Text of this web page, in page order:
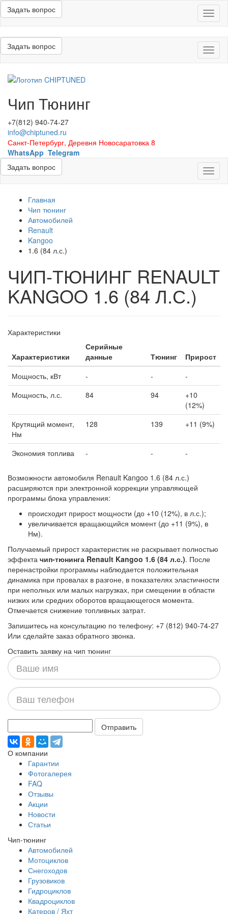
Меню
Задать вопрос
Меню
Задать вопрос
Чип Тюнинг
+7(812) 940-74-27
info@chiptuned.ru
Санкт-Петербург, Деревня Новосаратовка 8
WhatsApp Telegram
Меню
Задать вопрос
Главная
Чип тюнинг
Автомобилей
Renault
Kangoo
1.6 (84 л.с.)
ЧИП-ТЮНИНГ RENAULT
KANGOO 1.6 (84 Л.С.)
Характеристики
Характеристики
Серийные
данные
Тюнинг
Прирост
Мощность, кВт
- -
-
Мощность, л.с.
84 94
+10
(12%)
Крутящий момент,
Нм
128 139 +11 (9%)
Экономия топлива - - -
Возможности автомобиля Renault Kangoo 1.6 (84 л.с.)
расширяются при электронной коррекции управляющей
программы блока управления:
происходит прирост мощности (до +10 (12%), в л.с.);
увеличивается вращающийся момент (до +11 (9%), в
Нм).
Получаемый прирост характеристик не раскрывает полностью
эффекта чип-тюнинга Renault Kangoo 1.6 (84 л.с.). После
перенастройки программы наблюдается положительная
динамика при провалах в разгоне, в показателях эластичности
при неполных или малых нагрузках, при смещении в области
низких или средних оборотов вращающегося момента.
Отмечается снижение топливных затрат.
Запишитесь на консультацию по телефону: +7 (812) 940-74-27
Или сделайте заказ обратного звонка.
Оставить заявку на чип тюнинг
Ваше
имя
Ваш
телефон
Отправить
О компании
Гарантии
Фотогалерея
FAQ
Отзывы
Акции
Новости
Статьи
Чип-тюнинг
Автомобилей
Мотоциклов
Снегоходов
Грузовиков
Гидроциклов
Квадроциклов
Катеров / Яхт